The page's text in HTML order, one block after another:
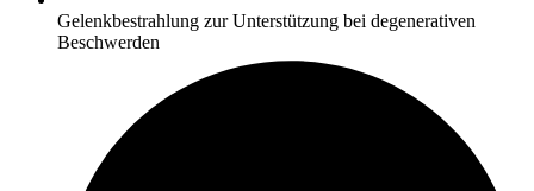
Gelenkbestrahlung zur Unterstützung bei degenerativen
Beschwerden